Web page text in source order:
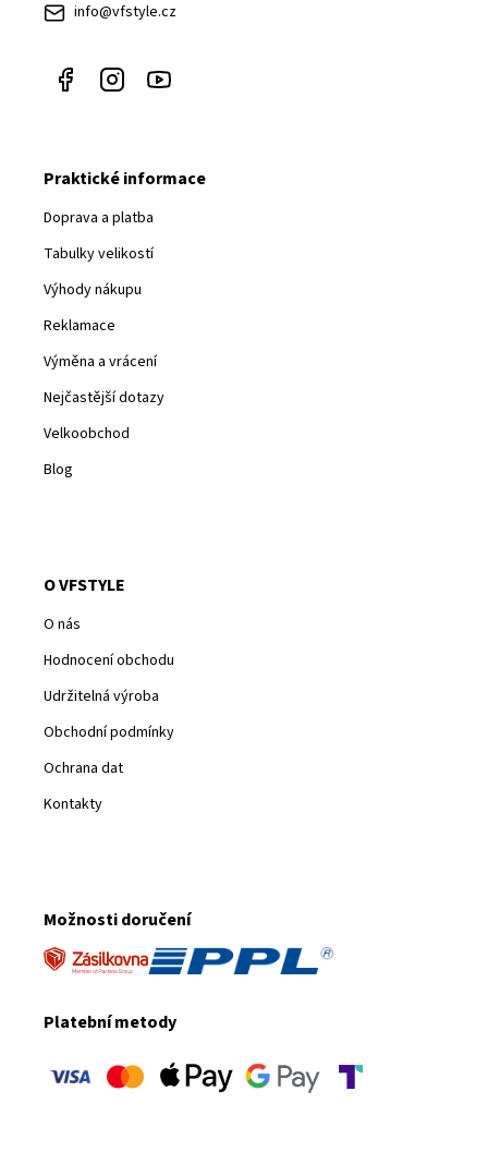
info@vfstyle.cz
Praktické informace
Doprava a platba
Tabulky velikostí
Výhody nákupu
Reklamace
Výměna a vrácení
Nejčastější dotazy
Velkoobchod
Blog
O VFSTYLE
O nás
Hodnocení obchodu
Udržitelná výroba
Obchodní podmínky
Ochrana dat
Kontakty
Možnosti doručení
Platební metody